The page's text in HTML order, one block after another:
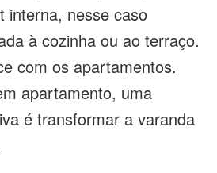
interna, nesse caso
à cozinha ou ao terraço.
com os apartamentos.
apartamento, uma
é transformar a varanda